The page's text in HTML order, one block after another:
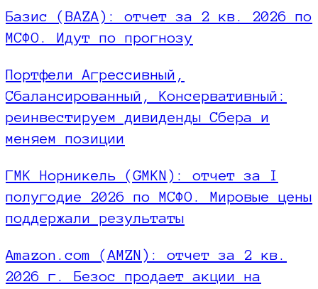
Базис (BAZA): отчет за 2 кв. 2026 по
МСФО. Идут по прогнозу
Портфели Агрессивный,
Сбалансированный, Консервативный:
реинвестируем дивиденды Сбера и
меняем позиции
ГМК Норникель (GMKN): отчет за I
полугодие 2026 по МСФО. Мировые цены
поддержали результаты
Amazon.com (AMZN): отчет за 2 кв.
2026 г. Безос продает акции на